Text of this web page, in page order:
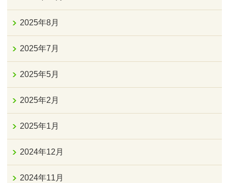
2025年8月
2025年7月
2025年5月
2025年2月
2025年1月
2024年12月
2024年11月